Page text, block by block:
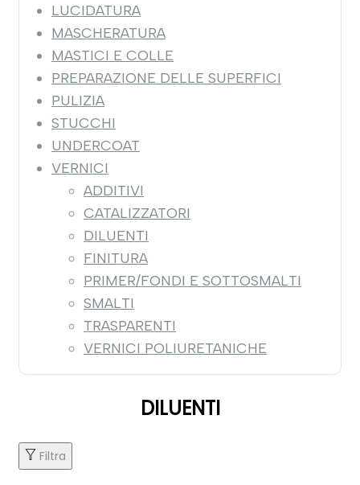
LUCIDATURA
MASCHERATURA
MASTICI E COLLE
PREPARAZIONE DELLE SUPERFICI
PULIZIA
STUCCHI
UNDERCOAT
VERNICI
ADDITIVI
CATALIZZATORI
DILUENTI
FINITURA
PRIMER/FONDI E SOTTOSMALTI
SMALTI
TRASPARENTI
VERNICI POLIURETANICHE
DILUENTI
Filtra